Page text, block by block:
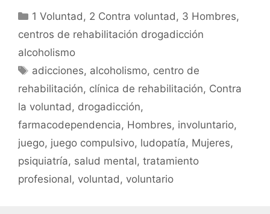
c
e
b
o
o
k
itt
er
ai
l
at
s
p
p
m
p
tir
Categorías
1 Voluntad, 2 Contra voluntad, 3 Hombres,
centros de rehabilitación drogadicción
alcoholismo
Etiquetas
adicciones, alcoholismo, centro de
rehabilitación, clínica de rehabilitación, Contra
la voluntad, drogadicción,
farmacodependencia, Hombres, involuntario,
juego, juego compulsivo, ludopatía, Mujeres,
psiquiatría, salud mental, tratamiento
profesional, voluntad, voluntario